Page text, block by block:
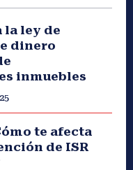
la ley de
dinero
inmuebles
te afecta
de ISR